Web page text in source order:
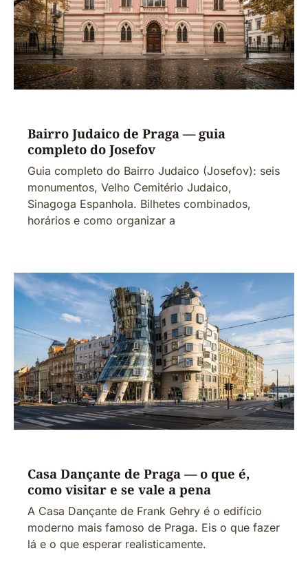
Bairro Judaico de Praga — guia
completo do Josefov
Guia completo do Bairro Judaico (Josefov): seis
monumentos, Velho Cemitério Judaico,
Sinagoga Espanhola. Bilhetes combinados,
horários e como organizar a
Casa Dançante de Praga — o que é,
como visitar e se vale a pena
A Casa Dançante de Frank Gehry é o edifício
moderno mais famoso de Praga. Eis o que fazer
lá e o que esperar realisticamente.